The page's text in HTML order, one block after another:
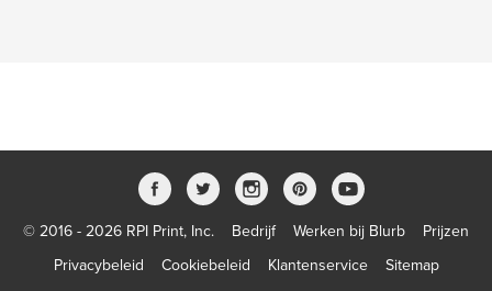
© 2016 - 2026 RPI Print, Inc. Bedrijf Werken bij Blurb
Prijzen
Privacybeleid
Cookiebeleid Klantenservice Sitemap